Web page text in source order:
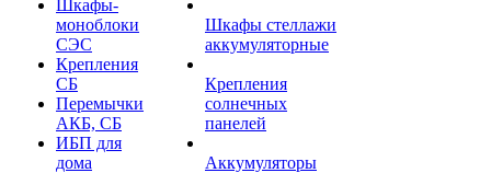
Шкафы-
моноблоки
СЭС
Крепления
СБ
Перемычки
АКБ, СБ
ИБП для
дома
Шкафы стеллажи
аккумуляторные
Крепления
солнечных
панелей
Аккумуляторы